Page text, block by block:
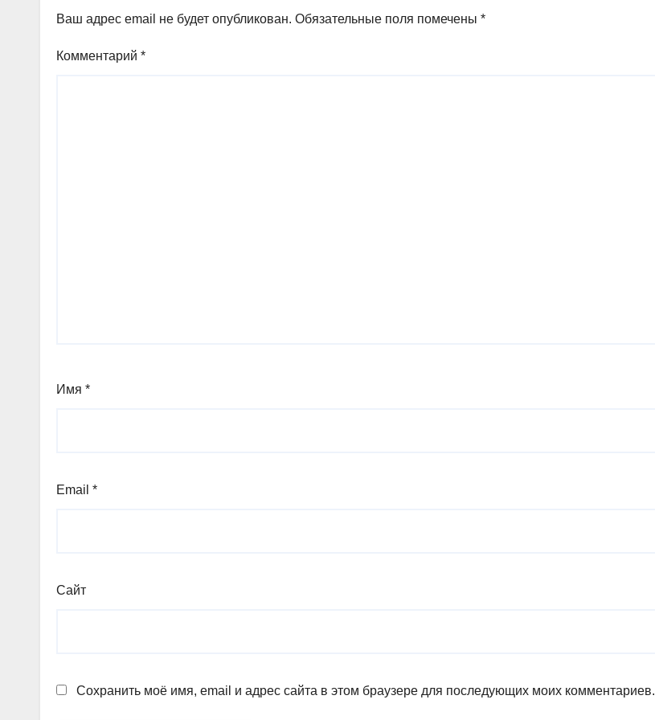
Ваш адрес email не будет опубликован. Обязательные поля помечены *
Комментарий *
Имя *
Email *
Сайт
Сохранить моё имя, email и адрес сайта в этом браузере для последующих моих комментариев.